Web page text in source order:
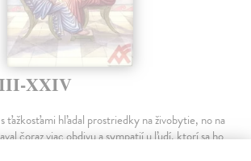
XXIV
ťažkosťami hľadal prostriedky na živobytie, no na
čoraz viac obdivu a sympatií u ľudí, ktorí sa ho